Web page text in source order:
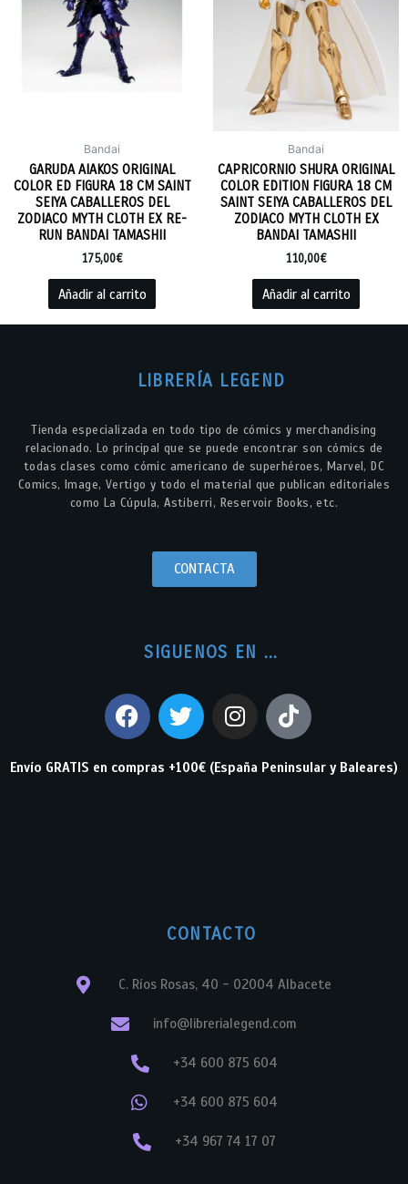
Bandai
GARUDA AIAKOS ORIGINAL
COLOR ED FIGURA 18 CM SAINT
SEIYA CABALLEROS DEL
ZODIACO MYTH CLOTH EX RE-
RUN BANDAI TAMASHII
175,00€
Añadir al carrito
Bandai
CAPRICORNIO SHURA ORIGINAL
COLOR EDITION FIGURA 18 CM
SAINT SEIYA CABALLEROS DEL
ZODIACO MYTH CLOTH EX
BANDAI TAMASHII
110,00€
Añadir al carrito
LIBRERÍA LEGEND
Tienda especializada en todo tipo de cómics y merchandising
relacionado. Lo principal que se puede encontrar son cómics de
todas clases como cómic americano de superhéroes, Marvel, DC
Comics, Image, Vertigo y todo el material que publican editoriales
como La Cúpula, Astiberri, Reservoir Books, etc.
CONTACTA
SIGUENOS EN ...
Envío GRATIS en compras +100€ (España Peninsular y Baleares)
CONTACTO
C. Ríos Rosas, 40 - 02004 Albacete
info@librerialegend.com
+34 600 875 604
+34 600 875 604
+34 967 74 17 07